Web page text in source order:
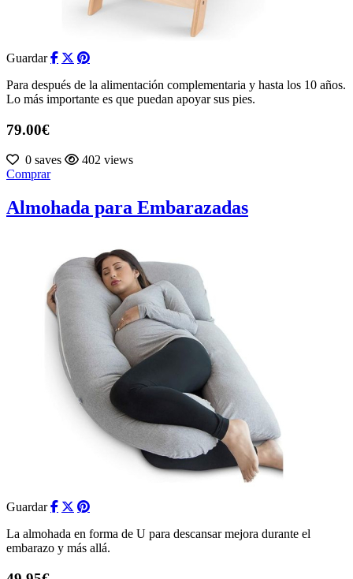
Guardar
Para después de la alimentación complementaria y hasta los 10 años.
Lo más importante es que puedan apoyar sus pies.
79.00€
0 saves
402 views
Comprar
Almohada para Embarazadas
Guardar
La almohada en forma de U para descansar mejora durante el
embarazo y más allá.